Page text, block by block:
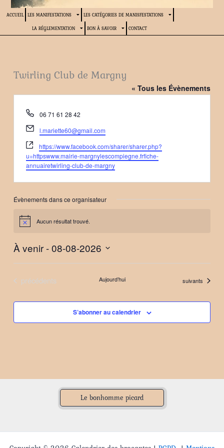
ACCUEIL LES MANIFESTATIONS LES CATÉGORIES DE MANISFESTATIONS
LA RÉGLEMENTATION BON À SAVOIR CONTACT
Twirling Club de Margny
« Tous les Évènements
Téléphone
06 71 61 28 42
Email
l.mariette60@gmail.com
Site
web
https://www.facebook.com/sharer/sharer.php?
u=httpswww.mairie-margnylescompiegne.frfiche-
annuairetwirling-club-de-margny
Évènements dans ce organisateur
Notice Aucun résultat trouvé.
À venir - 08-08-2026
Sélectionnez
date.Évènements
précédents Aujourd’hui Évènements
suivants
S’abonner au calendrier
Le bonhomme picard